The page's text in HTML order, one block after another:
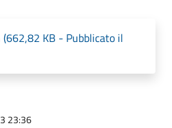
KB - Pubblicato il
23:36